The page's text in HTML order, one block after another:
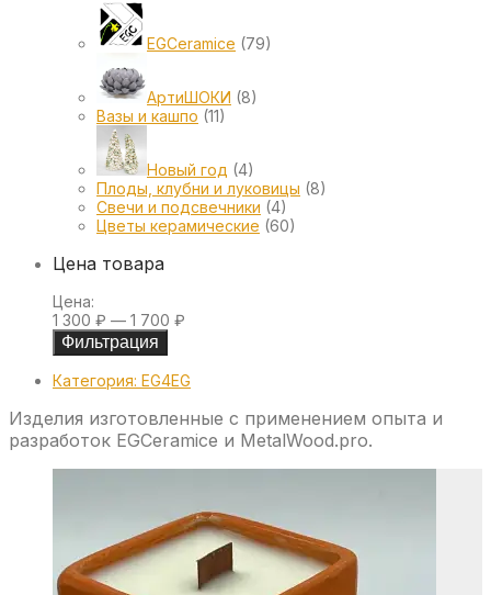
EGCeramice (79)
АртиШОКИ (8)
Вазы и кашпо (11)
Новый год (4)
Плоды, клубни и луковицы (8)
Свечи и подсвечники (4)
Цветы керамические (60)
Цена товара
Минимальная
цена
Максимальная
цена
Цена:
1 300 ₽ — 1 700 ₽
Фильтрация
Категория: EG4EG
Изделия изготовленные с применением опыта и
разработок EGCeramice и MetalWood.pro.